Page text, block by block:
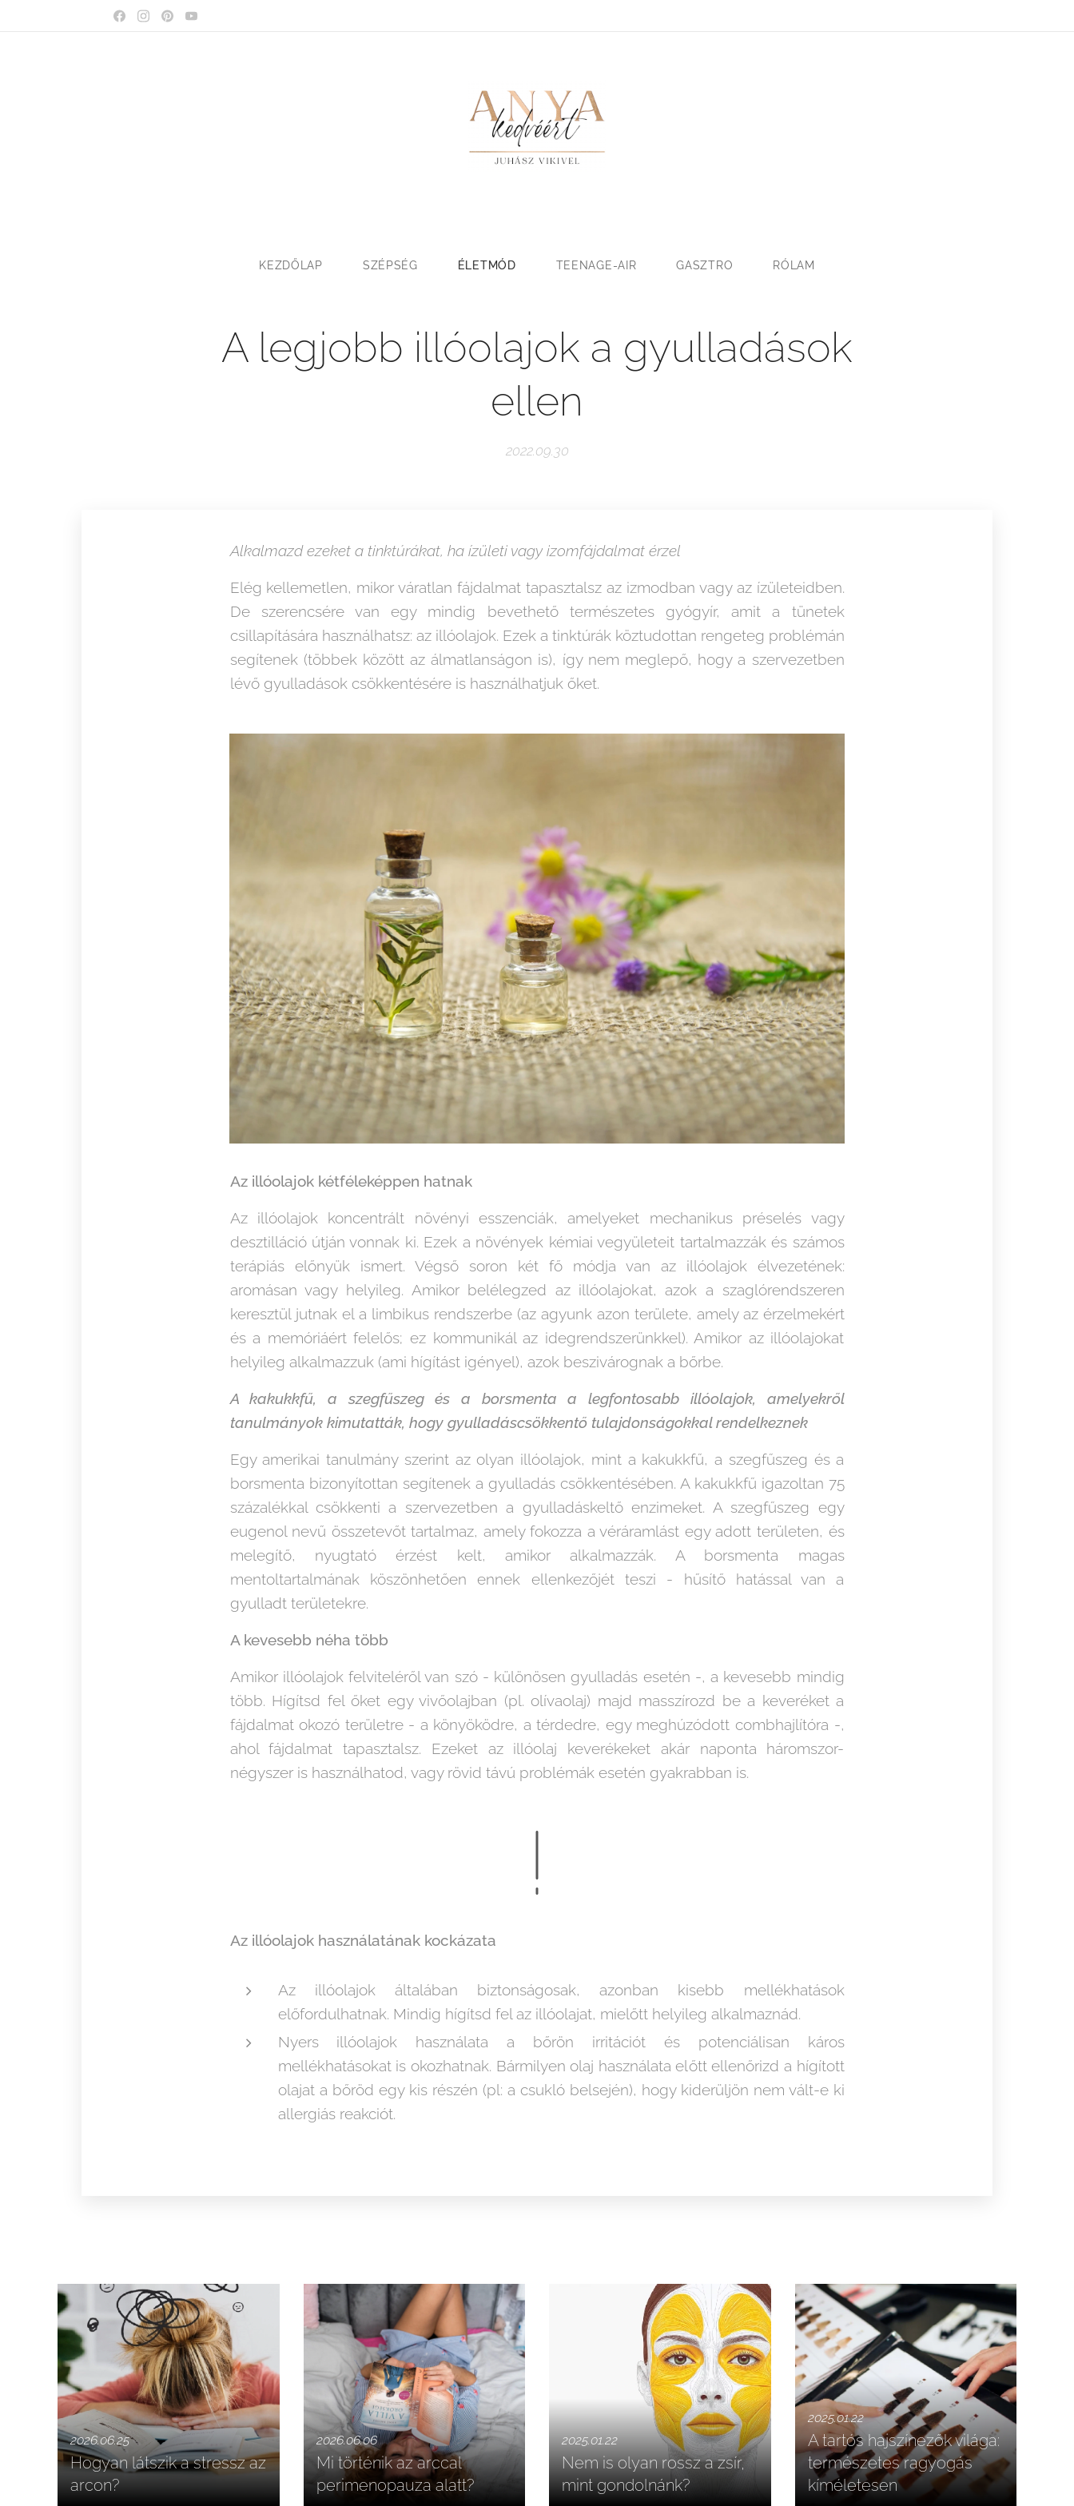
KEZDŐLAP SZÉPSÉG ÉLETMÓD TEENAGE-AIR GASZTRO RÓLAM
A legjobb illóolajok a gyulladások
ellen
2022.09.30
Alkalmazd ezeket a tinktúrákat, ha ízületi vagy izomfájdalmat érzel
Elég kellemetlen, mikor váratlan fájdalmat tapasztalsz az izmodban vagy az ízületeidben.
De szerencsére van egy mindig bevethető természetes gyógyír, amit a tünetek
csillapítására használhatsz: az illóolajok. Ezek a tinktúrák köztudottan rengeteg problémán
segítenek (többek között az álmatlanságon is), így nem meglepő, hogy a szervezetben
lévő gyulladások csökkentésére is használhatjuk őket.
Az illóolajok kétféleképpen hatnak
Az illóolajok koncentrált növényi esszenciák, amelyeket mechanikus préselés vagy
desztilláció útján vonnak ki. Ezek a növények kémiai vegyületeit tartalmazzák és számos
terápiás előnyük ismert. Végső soron két fő módja van az illóolajok élvezetének:
aromásan vagy helyileg. Amikor belélegzed az illóolajokat, azok a szaglórendszeren
keresztül jutnak el a limbikus rendszerbe (az agyunk azon területe, amely az érzelmekért
és a memóriáért felelős; ez kommunikál az idegrendszerünkkel). Amikor az illóolajokat
helyileg alkalmazzuk (ami hígítást igényel), azok beszivárognak a bőrbe.
A kakukkfű, a szegfűszeg és a borsmenta a legfontosabb illóolajok, amelyekről
tanulmányok kimutatták, hogy gyulladáscsökkentő tulajdonságokkal rendelkeznek
Egy amerikai tanulmány szerint az olyan illóolajok, mint a kakukkfű, a szegfűszeg és a
borsmenta bizonyítottan segítenek a gyulladás csökkentésében. A kakukkfű igazoltan 75
százalékkal csökkenti a szervezetben a gyulladáskeltő enzimeket. A szegfűszeg egy
eugenol nevű összetevőt tartalmaz, amely fokozza a véráramlást egy adott területen, és
melegítő, nyugtató érzést kelt, amikor alkalmazzák. A borsmenta magas
mentoltartalmának köszönhetően ennek ellenkezőjét teszi - hűsítő hatással van a
gyulladt területekre.
A kevesebb néha több
Amikor illóolajok felviteléről van szó - különösen gyulladás esetén -, a kevesebb mindig
több. Hígítsd fel őket egy vivőolajban (pl. olívaolaj) majd masszírozd be a keveréket a
fájdalmat okozó területre - a könyöködre, a térdedre, egy meghúzódott combhajlítóra -,
ahol fájdalmat tapasztalsz. Ezeket az illóolaj keverékeket akár naponta háromszor-
négyszer is használhatod, vagy rövid távú problémák esetén gyakrabban is.
Az illóolajok használatának kockázata
Az illóolajok általában biztonságosak, azonban kisebb mellékhatások
előfordulhatnak. Mindig hígítsd fel az illóolajat, mielőtt helyileg alkalmaznád.
Nyers illóolajok használata a bőrön irritációt és potenciálisan káros
mellékhatásokat is okozhatnak. Bármilyen olaj használata előtt ellenőrizd a hígított
olajat a bőröd egy kis részén (pl: a csukló belsején), hogy kiderüljön nem vált-e ki
allergiás reakciót.
2026.06.25
Hogyan látszik a stressz az
arcon?
2026.06.06
Mi történik az arccal
perimenopauza alatt?
2025.01.22
Nem is olyan rossz a zsír,
mint gondolnánk?
2025.01.22
A tartós hajszínezők világa:
természetes ragyogás
kíméletesen